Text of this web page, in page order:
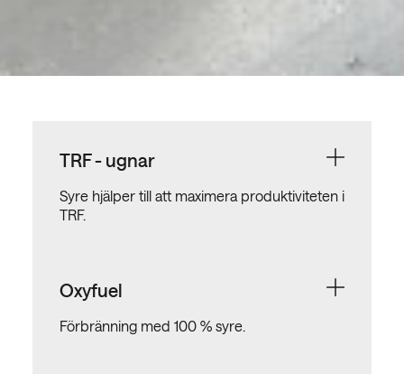
TRF - ugnar
Syre hjälper till att maximera produktiviteten i
TRF.
Oxyfuel
Förbränning med 100 % syre.